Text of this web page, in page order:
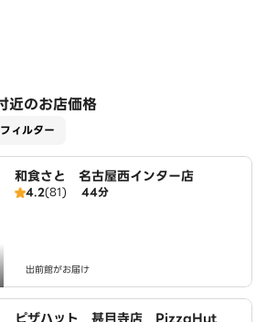
近のお店価格
フィルター
和食さと 名古屋西インター店
4.2(81) 44分
出前館がお届け